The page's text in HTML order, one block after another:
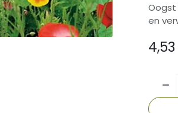
Oogst
en
4,53